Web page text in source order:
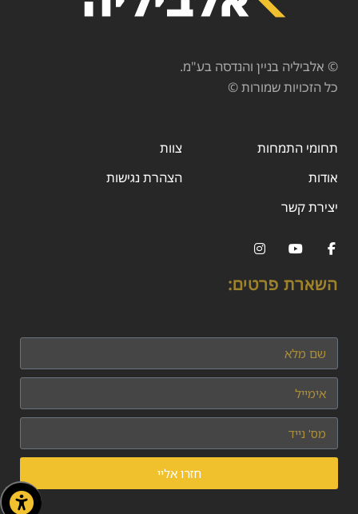
© אלביליה בניין והנדסה בע"מ.
כל הזכויות שמורות ©
תחומי התמחות
צוות
אודות
הצהרת נגישות
יצירת קשר
השארת פרטים:
חזרו אליי